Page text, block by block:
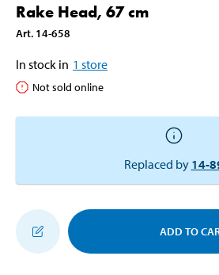
Rake Head, 67 cm
Art. 14-658
In stock in 1 store
Not sold online
Replaced by 14-
ADD TO